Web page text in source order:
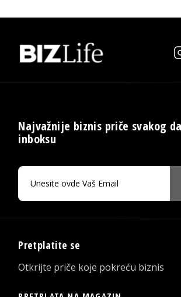
Najvažnije biznis priče svakog
inboksu
Pretplatite se
Otkrijte priče koje pokreću biznis